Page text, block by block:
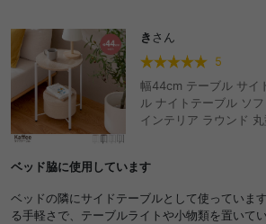
単で、ストーンの質感もしっかりしていて高級
ですよー！
き さん
5
幅44cm テーブル サイ
ル ナイトテーブル ソ
インテリア ラウンド
すすめ 安い
ベッド脇に使用しています
ベッドの隣にサイドテーブルとして使っていま
る手軽さで、テーブルライトや小物類を置いて